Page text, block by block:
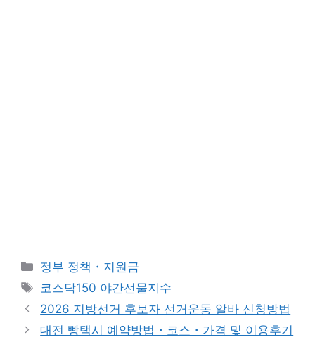
카
테
리
정부 정책・지원금
태
그
코스닥150 야간선물지수
2026 지방선거 후보자 선거운동 알바 신청방법
대전 빵택시 예약방법・코스・가격 및 이용후기